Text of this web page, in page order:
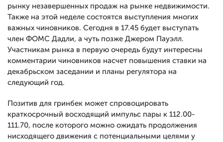
рынку незавершенных продаж на рынке недвижимости.
Также на этой неделе состоятся выступления многих
важных чиновников. Сегодня в 17.45 будет выступать
член ФОМС Дадли, а чуть позже Джером Пауэлл.
Участникам рынка в первую очередь будут интересны
комментарии чиновников насчет повышения ставки на
декабрьском заседании и планы регулятора на
следующий год.
Позитив для гринбек может спровоцировать
краткосрочный восходящий импульс пары к 112.00-
111.70, после которого можно ожидать продолжения
нисходящего движения с потенциальными целями у